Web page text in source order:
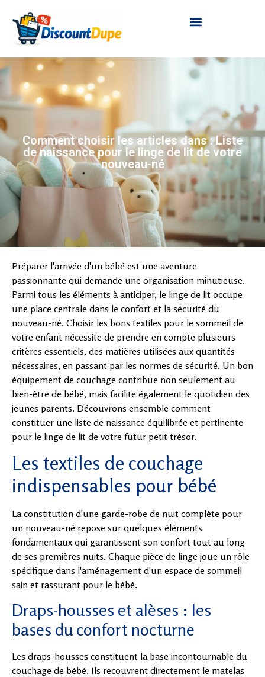
Comment choisir les articles dans : Liste
de naissance pour le linge de lit de votre
nouveau-né
Préparer l'arrivée d'un bébé est une aventure
passionnante qui demande une organisation minutieuse.
Parmi tous les éléments à anticiper, le linge de lit occupe
une place centrale dans le confort et la sécurité du
nouveau-né. Choisir les bons textiles pour le sommeil de
votre enfant nécessite de prendre en compte plusieurs
critères essentiels, des matières utilisées aux quantités
nécessaires, en passant par les normes de sécurité. Un bon
équipement de couchage contribue non seulement au
bien-être de bébé, mais facilite également le quotidien des
jeunes parents. Découvrons ensemble comment
constituer une liste de naissance équilibrée et pertinente
pour le linge de lit de votre futur petit trésor.
Les textiles de couchage
indispensables pour bébé
La constitution d'une garde-robe de nuit complète pour
un nouveau-né repose sur quelques éléments
fondamentaux qui garantissent son confort tout au long
de ses premières nuits. Chaque pièce de linge joue un rôle
spécifique dans l'aménagement d'un espace de sommeil
sain et rassurant pour le bébé.
Draps-housses et alèses : les
bases du confort nocturne
Les draps-housses constituent la base incontournable du
couchage de bébé. Ils recouvrent directement le matelas